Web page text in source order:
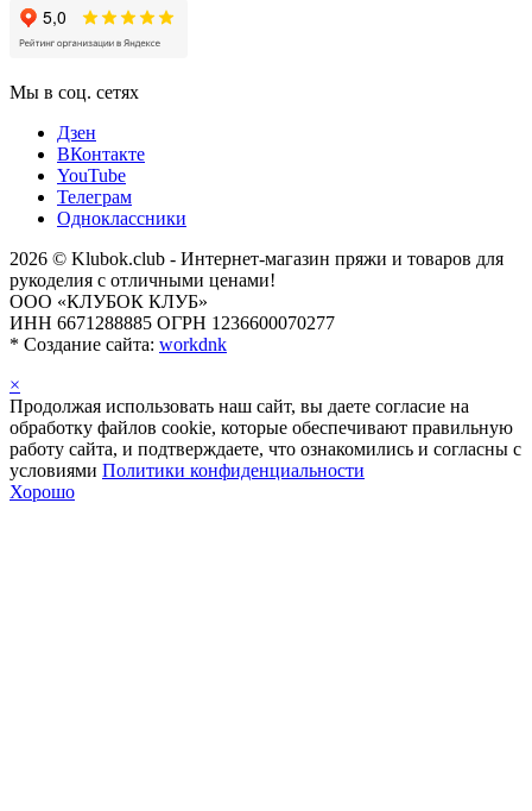
Мы в соц. сетях
Дзен
ВКонтакте
YouTube
Телеграм
Одноклассники
2026 © Klubok.club - Интернет-магазин пряжи и товаров для
рукоделия с отличными ценами!
ООО «КЛУБОК КЛУБ»
ИНН 6671288885 ОГРН 1236600070277
* Создание сайта: workdnk
×
Продолжая использовать наш сайт, вы даете согласие на
обработку файлов cookie, которые обеспечивают правильную
работу сайта, и подтверждаете, что ознакомились и согласны с
условиями Политики конфиденциальности
Хорошо